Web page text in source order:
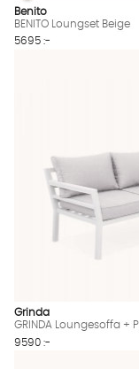
BENITO Loungset
Benito
BENITO Loungset Beige
5695 :-
Grinda
GRINDA Loungesoffa +
9590 :-